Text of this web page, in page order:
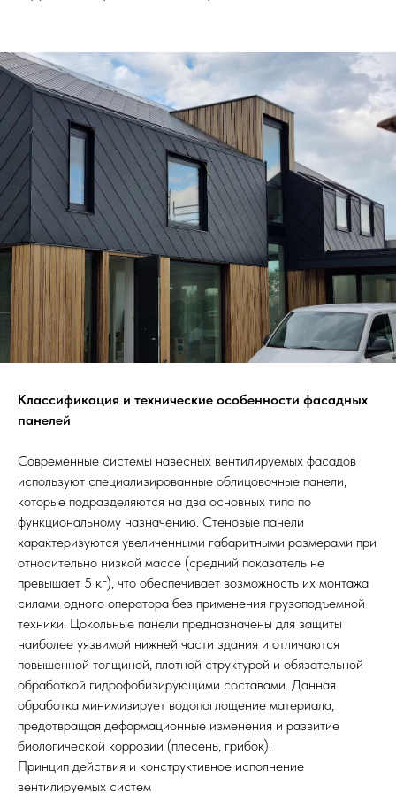
Классификация и технические особенности фасадных
панелей
Современные системы навесных вентилируемых фасадов
используют специализированные облицовочные панели,
которые подразделяются на два основных типа по
функциональному назначению. Стеновые панели
характеризуются увеличенными габаритными размерами при
относительно низкой массе (средний показатель не
превышает 5 кг), что обеспечивает возможность их монтажа
силами одного оператора без применения грузоподъемной
техники. Цокольные панели предназначены для защиты
наиболее уязвимой нижней части здания и отличаются
повышенной толщиной, плотной структурой и обязательной
обработкой гидрофобизирующими составами. Данная
обработка минимизирует водопоглощение материала,
предотвращая деформационные изменения и развитие
биологической коррозии (плесень, грибок).
Принцип действия и конструктивное исполнение
вентилируемых систем